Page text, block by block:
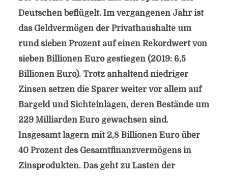
Deutschen beflügelt. Im vergangenen Jahr ist
das Geldvermögen der Privathaushalte um
rund sieben Prozent auf einen Rekordwert von
sieben Billionen Euro gestiegen (2019: 6,5
Billionen Euro). Trotz anhaltend niedriger
Zinsen setzen die Sparer weiter vor allem auf
Bargeld und Sichteinlagen, deren Bestände um
229 Milliarden Euro gewachsen sind.
Insgesamt lagern mit 2,8 Billionen Euro über
40 Prozent des Gesamtfinanzvermögens in
Zinsprodukten. Das geht zu Lasten der